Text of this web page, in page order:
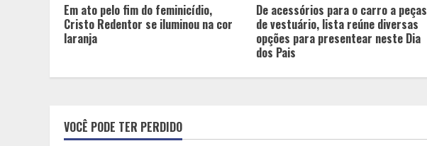
Em ato pelo fim do feminicídio,
Cristo Redentor se iluminou na cor
laranja
De acessórios para o carro a peças
de vestuário, lista reúne diversas
opções para presentear neste Dia
dos Pais
VOCÊ PODE TER PERDIDO